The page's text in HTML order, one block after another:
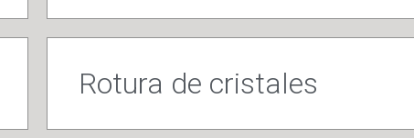
Rotura de cristales